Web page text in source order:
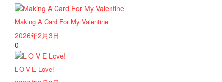
Making A Card For My Valentine
2026年2月3日
0
L-O-V-E Love!